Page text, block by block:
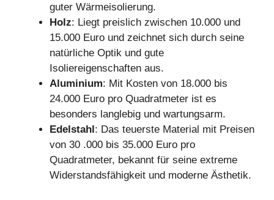
guter Wärmeisolierung.
Holz: Liegt preislich zwischen 10.000 und
15.000 Euro und zeichnet sich durch seine
natürliche Optik und gute
Isoliereigenschaften aus.
Aluminium: Mit Kosten von 18.000 bis
24.000 Euro pro Quadratmeter ist es
besonders langlebig und wartungsarm.
Edelstahl: Das teuerste Material mit Preisen
von 30 .000 bis 35.000 Euro pro
Quadratmeter, bekannt für seine extreme
Widerstandsfähigkeit und moderne Ästhetik.